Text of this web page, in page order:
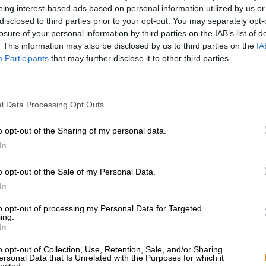
interest-based ads based on personal information utilized by us
to third parties prior to your opt-out. You may separately
of your personal information by third parties on the IAB’s list of
This information may also be disclosed by us to third parties on the
Participants that may further disclose it to other third parties.
Data Processing Opt Outs
opt-out of the Sharing of my personal data.
opt-out of the Sale of my Personal Data.
opt-out of processing my Personal Data for Targeted
opt-out of Collection, Use, Retention, Sale, and/or Sharing
Data that Is Unrelated with the Purposes for which it
* Prijzen zijn inclusief wettelijke BTW. PlusScheepvaart plus
* Prijzen zijn inclusief accijns
Omschrijving Info Beoordelingen (0)
Alcoholvrij bier was lange tijd een noodzakelijk kwaad
aan de wensen van hun alcoholvrije klanten te
verleden vaker een zwak compromis dan een echt
alcohol werd verwijderd met behulp van agressieve,
was meestal een flauwe imitatie van het originele
giststammen ontdekten die fermenteren en slechts
Brouwerij Jopen gebruikt deze giststam ook voor haar
is een heerlijke bovengistende IPA met een flinke 40
0,5%. In de Middeleeuwen werden alle bieren in de
gerst, tarwe en haver. Jopen put inspiratie uit deze
op dit trio van granen, wat zorgt voor een robuuste
hoeveelheid hop. Jopen’s Non IPA is een sappig,
gebalanceerde bitterheid en een lichte body. Het bier